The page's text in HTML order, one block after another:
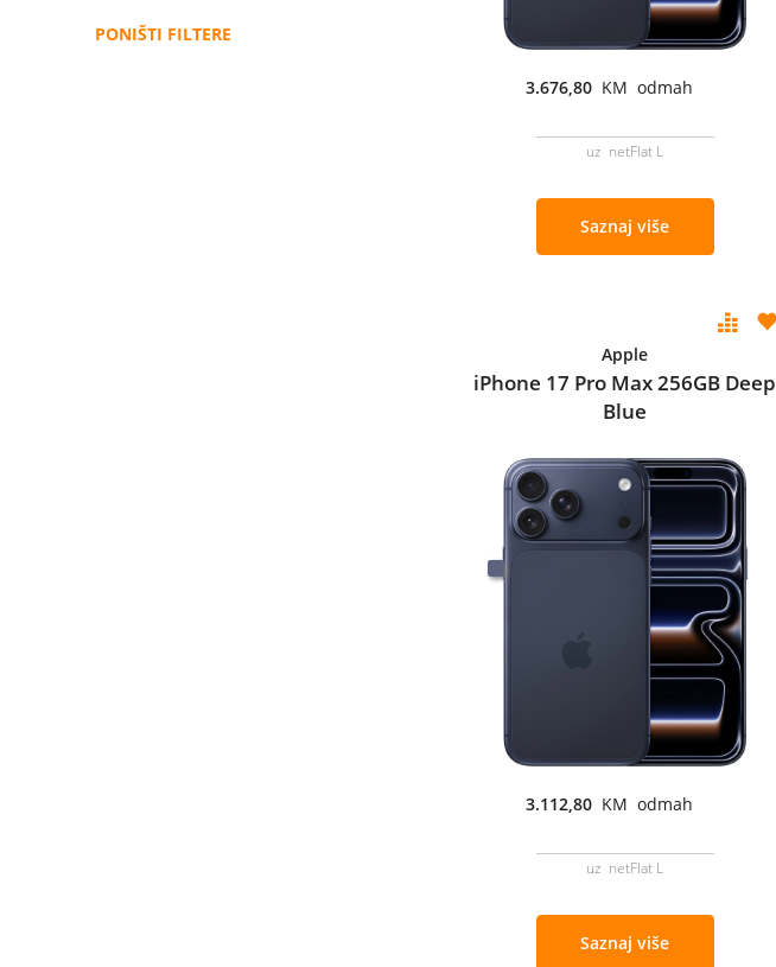
PONIŠTI FILTERE
3.676,80 KM odmah
uz netFlat L
Saznaj više
Apple
iPhone 17 Pro Max 256GB Deep
Blue
3.112,80 KM odmah
uz netFlat L
Saznaj više